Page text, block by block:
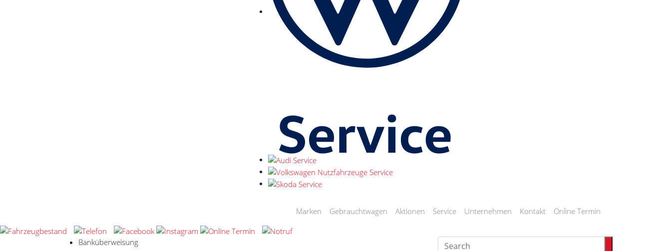
Marken Gebrauchtwagen Aktionen Service Unternehmen Kontakt Online Termin
Banküberweisung